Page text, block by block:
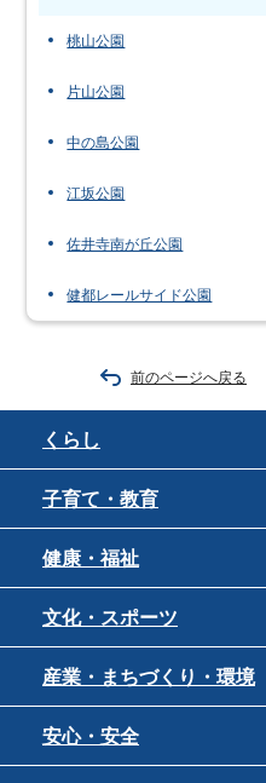
桃山公園
片山公園
中の島公園
江坂公園
佐井寺南が丘公園
健都レールサイド公園
前のページへ戻る
くらし
子育て・教育
健康・福祉
文化・スポーツ
産業・まちづくり・環境
安心・安全